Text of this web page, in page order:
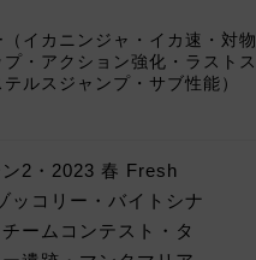
（イカニンジャ・イカ速・対物
・アクション強化・ラストス
ルスジャンプ・サブ性能）
2・2023 春 Fresh
ッコリー・バイトシナ
ームコンテスト・タ